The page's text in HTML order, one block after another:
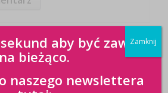
aby być zawsze
na bieżąco.
naszego newslettera
Zamknij